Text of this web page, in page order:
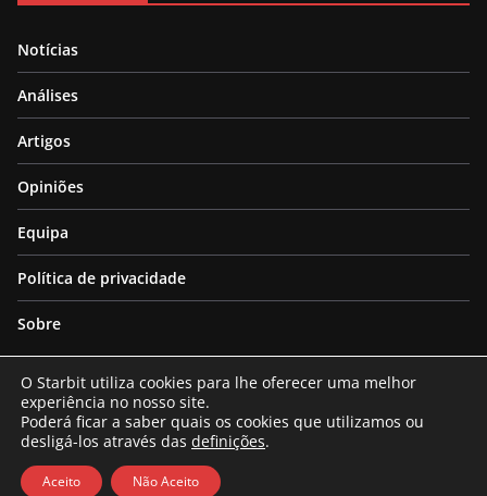
Notícias
Análises
Artigos
Opiniões
Equipa
Política de privacidade
Sobre
Copyright © 2026Starbit. All rights reserved.
Theme:
ColorMagby ThemeGrill. Powered by
O Starbit utiliza cookies para lhe oferecer uma melhor
experiência no nosso site.
Poderá ficar a saber quais os cookies que utilizamos ou
desligá-los através das definições.
Aceito Não Aceito